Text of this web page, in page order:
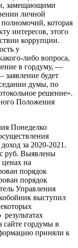
замещающими
личной
которая
интересов, этого
коррупции.
у
либо вопроса,
в гордуму, —
будет
думы, по
решение».
Положения
Понеделко
за 2020-2021.
руб. Выявлены
на
порядок
порядок
Управления
выступил
сайте гордумы в
приняли к